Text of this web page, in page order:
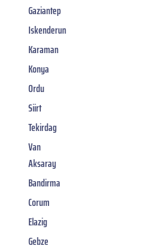
Gaziantep
Iskenderun
Karaman
Konya
Ordu
Siirt
Tekirdag
Van
Aksaray
Bandirma
Corum
Elazig
Gebze